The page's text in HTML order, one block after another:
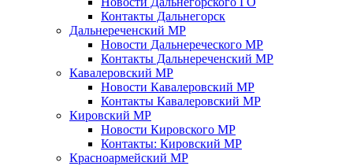
Контакты Дальнегорск
Дальнереченский МР
Новости Дальнереческого МР
Контакты Дальнереченский МР
Кавалеровский МР
Новости Кавалеровский МР
Контакты Кавалеровский МР
Кировский МР
Новости Кировского МР
Контакты: Кировский МР
Красноармейский МР